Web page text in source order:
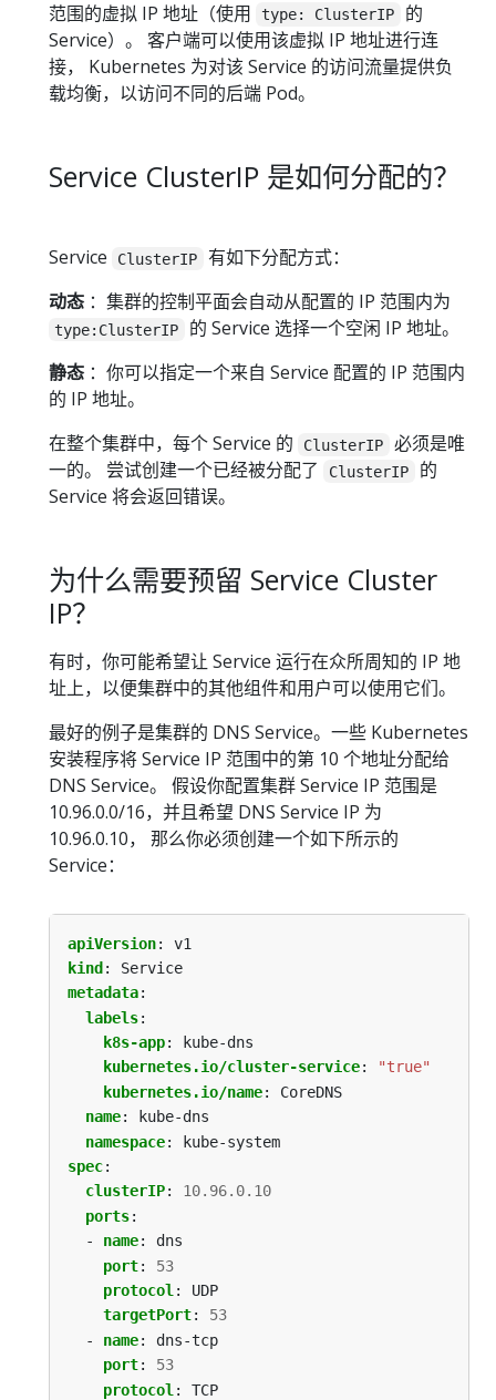
范围的虚拟 IP 地址（使用
type: ClusterIP
的
Service）。 客户端可以使用该虚拟 IP 地址进行连
接， Kubernetes 为对该 Service 的访问流量提供负
载均衡，以访问不同的后端 Pod。
Service ClusterIP 是如何分配的？
Service ClusterIP
有如下分配方式：
动态 ：集群的控制平面会自动从配置的 IP 范围内为
type:ClusterIP
的 Service 选择一个空闲 IP 地址。
静态 ：你可以指定一个来自 Service 配置的 IP 范围内
的 IP 地址。
在整个集群中，每个 Service 的
ClusterIP
必须是唯
一的。 尝试创建一个已经被分配了
ClusterIP
的
Service 将会返回错误。
为什么需要预留 Service Cluster
IP？
有时，你可能希望让 Service 运行在众所周知的 IP 地
址上，以便集群中的其他组件和用户可以使用它们。
最好的例子是集群的 DNS Service。一些 Kubernetes
安装程序将 Service IP 范围中的第 10 个地址分配给
DNS Service。 假设你配置集群 Service IP 范围是
10.96.0.0/16，并且希望 DNS Service IP 为
10.96.0.10， 那么你必须创建一个如下所示的
Service：
apiVersion:
v1
kind :
Service
metadata:
labels:
k8s-app:
kube-dns
kubernetes.io/cluster-service:
"true"
kubernetes.io/name:
CoreDNS
name:
kube-dns
namespace:
kube-system
spec:
clusterIP:
10.96.0.10
ports:
- name:
dns
port:
53
protocol :
UDP
targetPort:
53
- name:
dns-tcp
port:
53
protocol :
TCP